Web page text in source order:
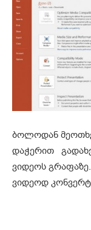
ბოლოდან
დაჭერით
ვიდეოს
ვიდეოდ